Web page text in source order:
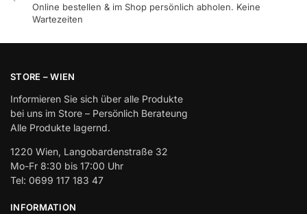
Online bestellen & im Shop persönlich abholen. Keine
Wartezeiten
STORE – WIEN
Informieren Sie sich über alle Produkte
bei uns im Store – Persönlich Berateung
Alle Produkte lagernd.
1220 Wien, Langobardenstraße 32
Mo-Fr 8:30 bis 17:00 Uhr
Tel: 0699 117 183 47
INFORMATION